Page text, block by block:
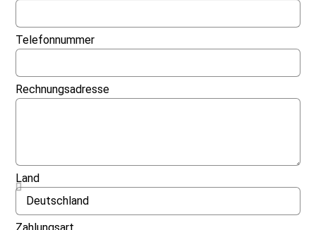
Telefonnummer
Rechnungsadresse
Land